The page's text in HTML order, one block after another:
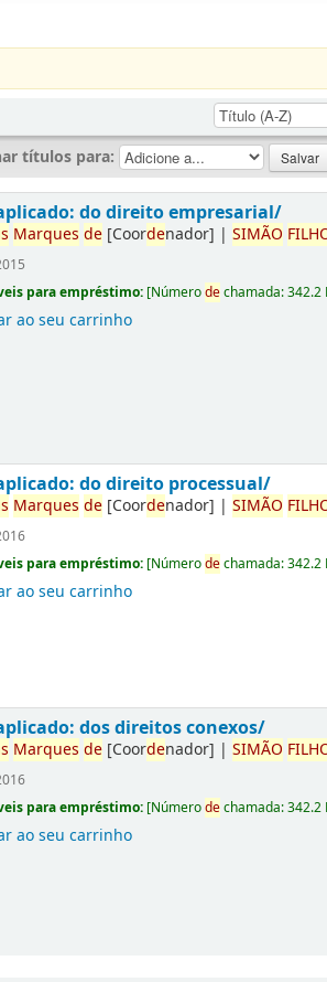
títulos para:
do direito empresarial/
Marques de [Coordenador] |SIMÃO
para empréstimo: [Númerodechamada:342.2
ao seu carrinho
do direito processual/
Marques de [Coordenador] |SIMÃO
para empréstimo: [Númerodechamada:342.2
ao seu carrinho
dos direitos conexos/
Marques de [Coordenador] |SIMÃO
para empréstimo: [Númerodechamada:342.2
ao seu carrinho